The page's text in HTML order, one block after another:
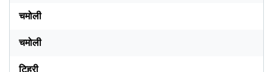
चमोली
चमोली
टिहरी